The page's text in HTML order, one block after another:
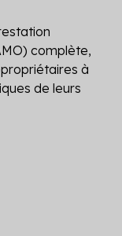
complète,
à
de leurs